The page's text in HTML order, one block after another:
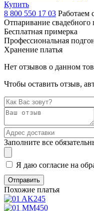
Купить
8 800 550 17 03 Работаем
Отпаривание свадебного
Бесплатная примерка
Профессиональная
Хранение платья
Нет отзывов о данном
Чтобы оставить отзыв,
Заполните все
Я даю согласие на
Похожие платья